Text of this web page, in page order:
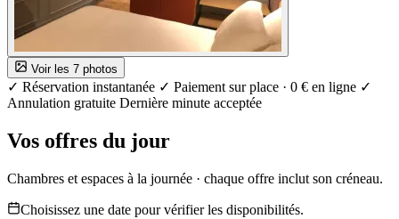
Voir les 7 photos
✓ Réservation instantanée ✓ Paiement sur place · 0 € en ligne ✓
Annulation gratuite Dernière minute acceptée
Vos offres du jour
Chambres et espaces à la journée · chaque offre inclut son créneau.
Choisissez une date pour vérifier les disponibilités.